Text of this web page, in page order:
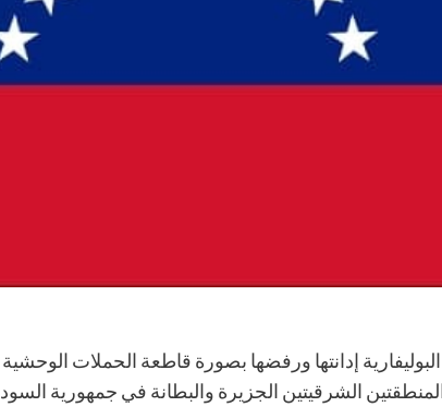
إدانتها ورفضها بصورة قاطعة الحملات الوحشية
الشرقيتين الجزيرة والبطانة في جمهورية